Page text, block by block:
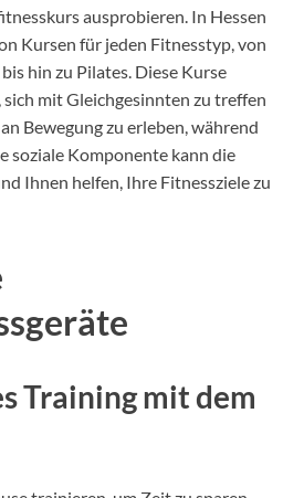
ausprobieren. In Hessen
Kursen für jeden Fitnesstyp, von
hin zu Pilates. Diese Kurse
mit Gleichgesinnten zu treffen
Bewegung zu erleben, während
soziale Komponente kann die
Ihnen helfen, Ihre Fitnessziele zu
Training mit dem